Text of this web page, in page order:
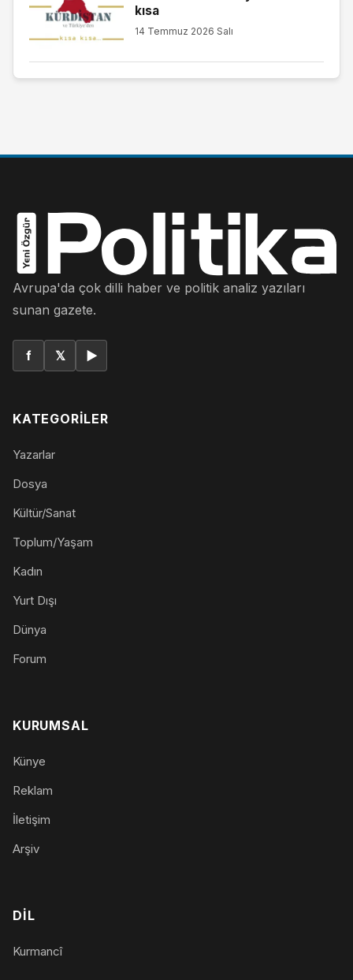
kısa
14 Temmuz 2026 Salı
Avrupa'da çok dilli haber ve politik analiz yazıları
sunan gazete.
f 𝕏 ▶
KATEGORILER
Yazarlar
Dosya
Kültür/Sanat
Toplum/Yaşam
Kadın
Yurt Dışı
Dünya
Forum
KURUMSAL
Künye
Reklam
İletişim
Arşiv
DIL
Kurmancî